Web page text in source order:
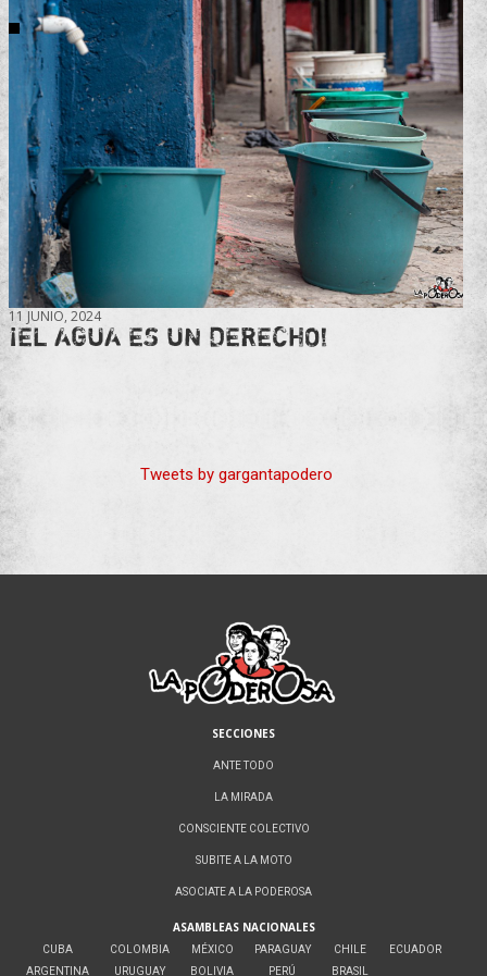
11 JUNIO, 2024
¡EL AGUA ES UN DERECHO!
Tweets by gargantapodero
SECCIONES
ANTE TODO
LA MIRADA
CONSCIENTE COLECTIVO
SUBITE A LA MOTO
ASOCIATE A LA PODEROSA
ASAMBLEAS NACIONALES
CUBA
ARGENTINA
COLOMBIA
URUGUAY
MÉXICO
BOLIVIA
PARAGUAY
PERÚ
CHILE
BRASIL
ECUADOR